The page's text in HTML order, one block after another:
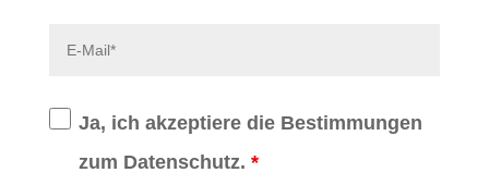
Ja, ich akzeptiere die Bestimmungen
zum Datenschutz. *